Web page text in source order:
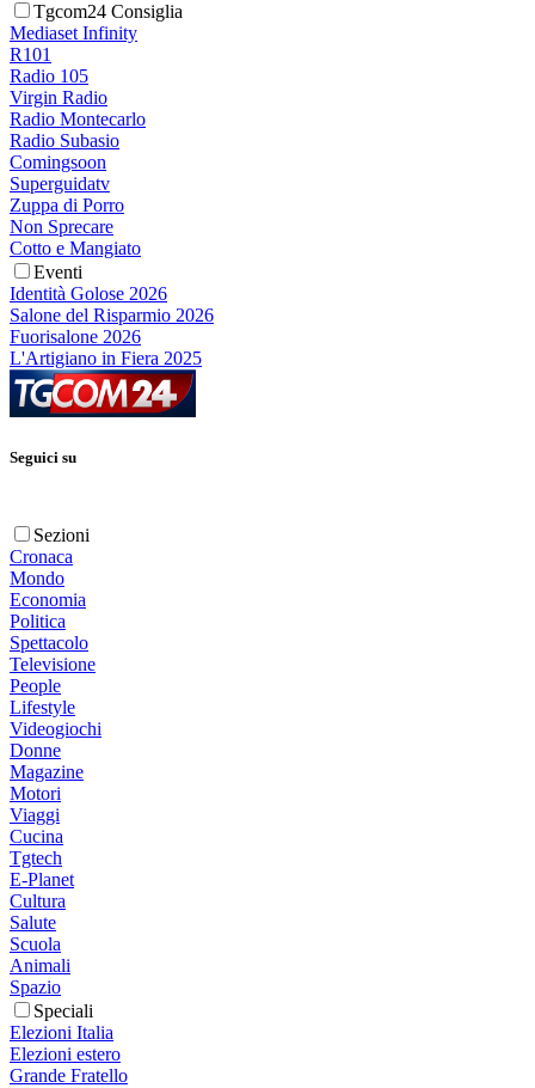
Tgcom24 Consiglia
Mediaset Infinity
R101
Radio 105
Virgin Radio
Radio Montecarlo
Radio Subasio
Comingsoon
Superguidatv
Zuppa di Porro
Non Sprecare
Cotto e Mangiato
Eventi
Identità Golose 2026
Salone del Risparmio 2026
Fuorisalone 2026
L'Artigiano in Fiera 2025
Seguici su
Sezioni
Cronaca
Mondo
Economia
Politica
Spettacolo
Televisione
People
Lifestyle
Videogiochi
Donne
Magazine
Motori
Viaggi
Cucina
Tgtech
E-Planet
Cultura
Salute
Scuola
Animali
Spazio
Speciali
Elezioni Italia
Elezioni estero
Grande Fratello